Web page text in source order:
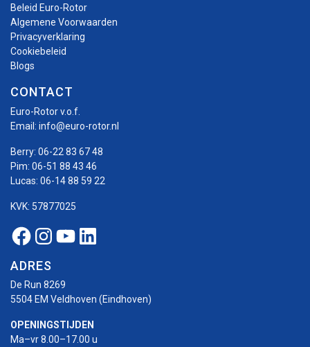
Beleid Euro-Rotor
Algemene Voorwaarden
Privacyverklaring
Cookiebeleid
Blogs
CONTACT
Euro-Rotor v.o.f.
Email: info@euro-rotor.nl
Berry: 06-22 83 67 48
Pim: 06-51 88 43 46
Lucas: 06-14 88 59 22
KVK: 57877025
Facebook Euro-rotor
Instagram Euro-rotor
Youtube Euro-rotor
Linkedin Euro-rotor
ADRES
De Run 8269
5504 EM Veldhoven (Eindhoven)
OPENINGSTIJDEN
Ma–vr 8.00–17.00 u